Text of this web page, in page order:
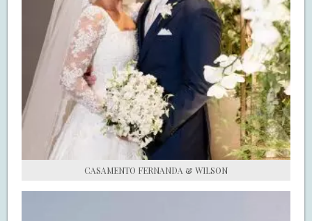
CASAMENTO FERNANDA & WILSON